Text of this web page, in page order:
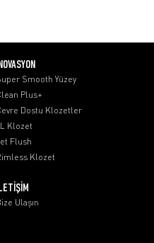
İNOVASYON
Smooth Yüzey
Plus+
Dostu Klozetler
Klozet
Flush
Klozet
İLETİŞİM
Ulaşın